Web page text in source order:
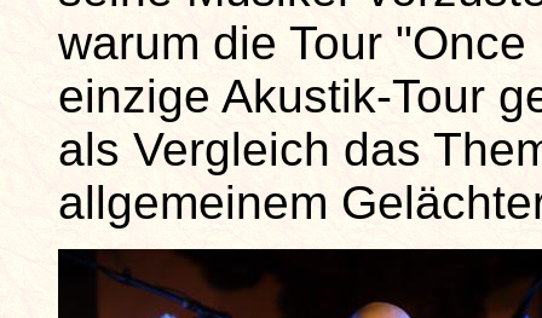
warum die Tour
einzige Akustik-Tour
als Vergleich das
allgemeinem